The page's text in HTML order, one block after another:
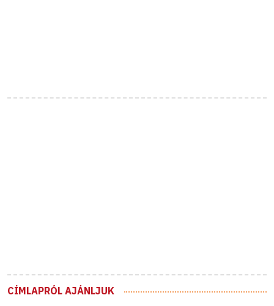
CÍMLAPRÓL AJÁNLJUK